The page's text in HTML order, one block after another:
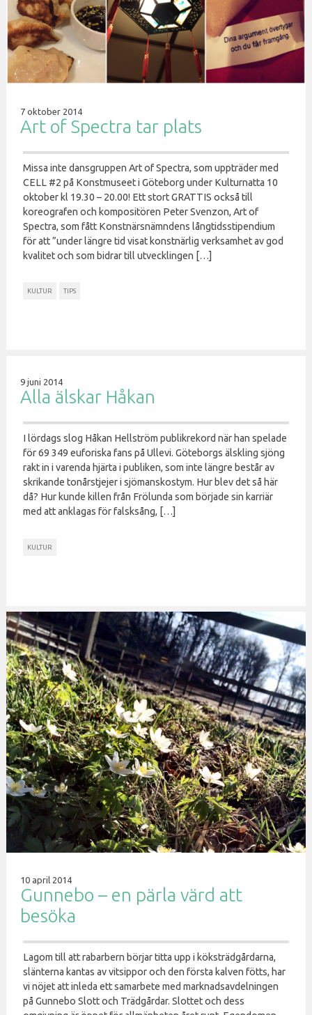
7 oktober 2014
Art of Spectra tar plats
Missa inte dansgruppen Art of Spectra, som uppträder med
CELL #2 på Konstmuseet i Göteborg under Kulturnatta 10
oktober kl 19.30 – 20.00! Ett stort GRATTIS också till
koreografen och kompositören Peter Svenzon, Art of
Spectra, som fått Konstnärsnämndens långtidsstipendium
för att ”under längre tid visat konstnärlig verksamhet av god
kvalitet och som bidrar till utvecklingen […]
KULTUR TIPS
9 juni 2014
Alla älskar Håkan
I lördags slog Håkan Hellström publikrekord när han spelade
för 69 349 euforiska fans på Ullevi. Göteborgs älskling sjöng
rakt in i varenda hjärta i publiken, som inte längre består av
skrikande tonårstjejer i sjömanskostym. Hur blev det så här
då? Hur kunde killen från Frölunda som började sin karriär
med att anklagas för falsksång, […]
KULTUR
10 april 2014
Gunnebo – en pärla värd att
besöka
Lagom till att rabarbern börjar titta upp i köksträdgårdarna,
slänterna kantas av vitsippor och den första kalven fötts, har
vi nöjet att inleda ett samarbete med marknadsavdelningen
på Gunnebo Slott och Trädgårdar. Slottet och dess